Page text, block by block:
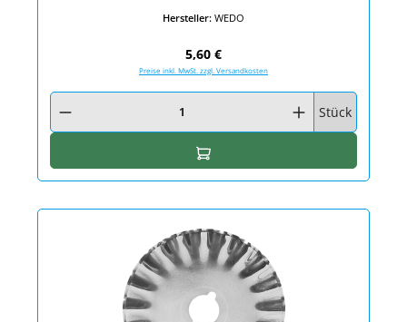
Hersteller: WEDO
Regulärer Preis:
5,60 €
Preise inkl. MwSt. zzgl. Versandkosten
Produkt Anzahl: Gib den gewünschten Wert ein oder benutze die
Stück
In den Warenkorb